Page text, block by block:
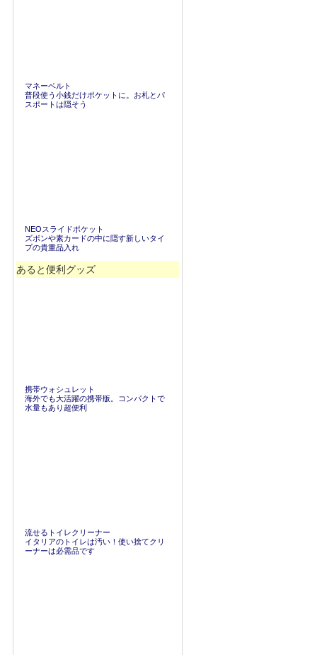
マネーベルト
普段使う小銭だけポケットに。お札とパ
スポートは隠そう
NEOスライドポケット
ズボンや素カードの中に隠す新しいタイ
プの貴重品入れ
あると便利グッズ
携帯ウォシュレット
海外でも大活躍の携帯版。コンパクトで
水量もあり超便利
流せるトイレクリーナー
イタリアのトイレは汚い！使い捨てクリ
ーナーは必需品です